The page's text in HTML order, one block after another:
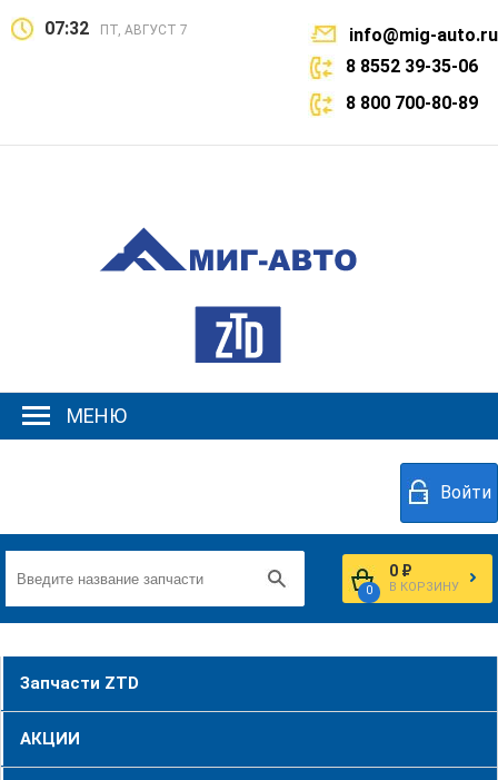
07:32 ПТ, АВГУСТ 7
info@mig-auto.ru
8 8552 39-35-06
8 800 700-80-89
МЕНЮ
Войти
0
0 ₽
В КОРЗИНУ
Запчасти ZTD
АКЦИИ